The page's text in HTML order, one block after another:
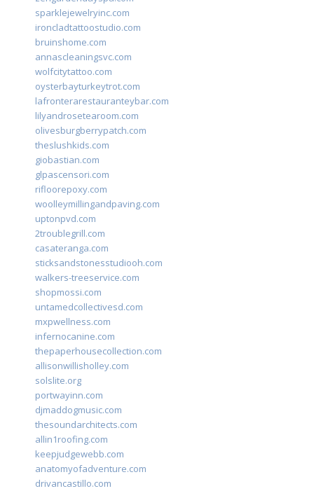
sparklejewelryinc.com
ironcladtattoostudio.com
bruinshome.com
annascleaningsvc.com
wolfcitytattoo.com
oysterbayturkeytrot.com
lafronterarestauranteybar.com
lilyandrosetearoom.com
olivesburgberrypatch.com
theslushkids.com
giobastian.com
glpascensori.com
rifloorepoxy.com
woolleymillingandpaving.com
uptonpvd.com
2troublegrill.com
casateranga.com
sticksandstonesstudiooh.com
walkers-treeservice.com
shopmossi.com
untamedcollectivesd.com
mxpwellness.com
infernocanine.com
thepaperhousecollection.com
allisonwillisholley.com
solslite.org
portwayinn.com
djmaddogmusic.com
thesoundarchitects.com
allin1roofing.com
keepjudgewebb.com
anatomyofadventure.com
drivancastillo.com